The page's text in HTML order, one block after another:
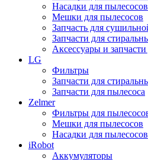
Насадки для пылесосов
Мешки для пылесосов
Запчасть для
Запчасти для
Аксессуары и
LG
Фильтры
Запчасти для
Запчасти для пылесоса
Zelmer
Фильтры для
Мешки для пылесосов
Насадки для пылесосов
iRobot
Аккумуляторы